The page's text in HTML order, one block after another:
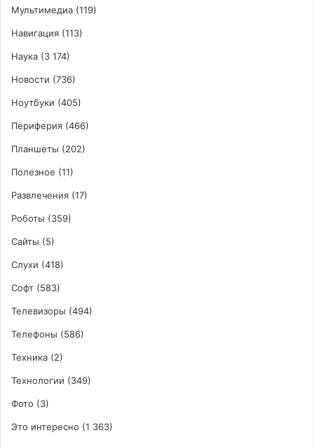
Мультимедиа (119)
Навигация (113)
Наука (3 174)
Новости (736)
Ноутбуки (405)
Периферия (466)
Планшеты (202)
Полезное (11)
Развлечения (17)
Роботы (359)
Сайты (5)
Слухи (418)
Софт (583)
Телевизоры (494)
Телефоны (586)
Техника (2)
Технологии (349)
Фото (3)
Это интересно (1 363)